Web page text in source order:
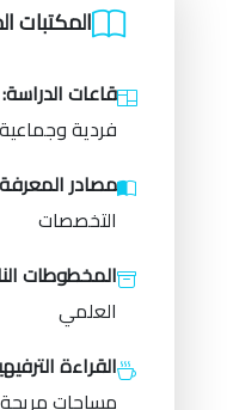
المكتبات
قاعات الدراسة:
فردية وجماعية
مصادر
التخصصات
المخطوطات
العلمي
القراءة
مساحات مريحة